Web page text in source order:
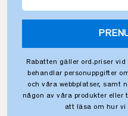
Rabatten gäller ord.priser
behandlar personuppgifter
och våra webbplatser, samt
någon av våra produkter eller
att läsa om hur vi